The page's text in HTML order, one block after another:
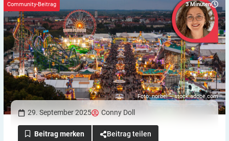
3 Minuten
Foto: norbel – stock.adobe.com
Community-Beitrag
29. September 2025 Conny Doll
Beitrag teilen